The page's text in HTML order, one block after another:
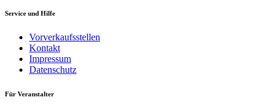
Service und Hilfe
Vorverkaufsstellen
Kontakt
Impressum
Datenschutz
Für Veranstalter